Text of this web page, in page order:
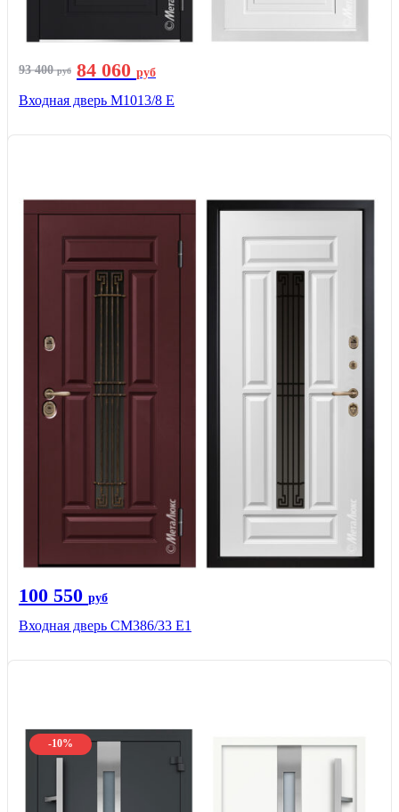
93 400руб 84 060 руб
Входная дверь М1013/8 E
100 550 руб
Входная дверь СМ386/33 Е1
-10%